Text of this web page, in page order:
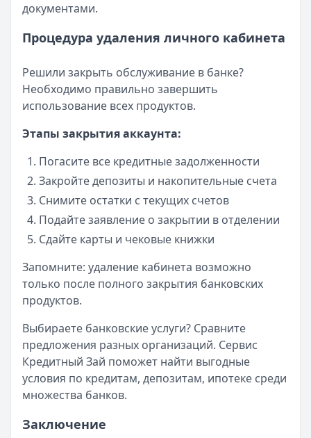
документами.
Процедура удаления личного кабинета
Решили закрыть обслуживание в банке?
Необходимо правильно завершить
использование всех продуктов.
Этапы закрытия аккаунта:
Погасите все кредитные задолженности
Закройте депозиты и накопительные счета
Снимите остатки с текущих счетов
Подайте заявление о закрытии в отделении
Сдайте карты и чековые книжки
Запомните: удаление кабинета возможно
только после полного закрытия банковских
продуктов.
Выбираете банковские услуги? Сравните
предложения разных организаций. Сервис
Кредитный Зай поможет найти выгодные
условия по кредитам, депозитам, ипотеке среди
множества банков.
Заключение